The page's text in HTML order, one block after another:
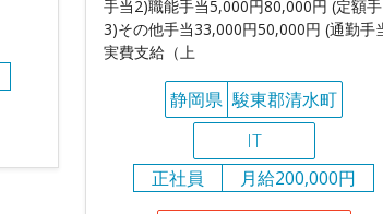
手当2)職能手当5,000円80,000円 (定額
3)その他手当33,000円50,000円 (通勤手
実費支給（上
静岡県 駿東郡清水町
IT
正社員
月給200,000円